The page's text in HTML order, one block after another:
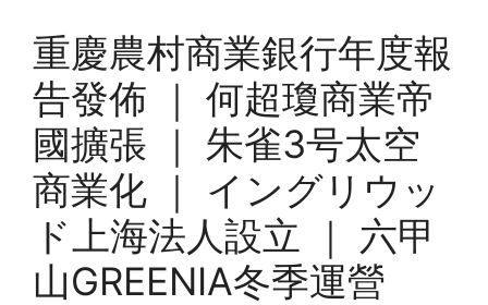
重慶農村商業銀行年度報
告發佈 ｜ 何超瓊商業帝
國擴張 ｜ 朱雀3号太空
商業化 ｜ イングリウッ
ド上海法人設立 ｜ 六甲
山GREENIA冬季運營